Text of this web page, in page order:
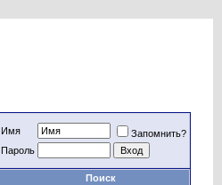
Имя
Запомнить?
Пароль
Поиск